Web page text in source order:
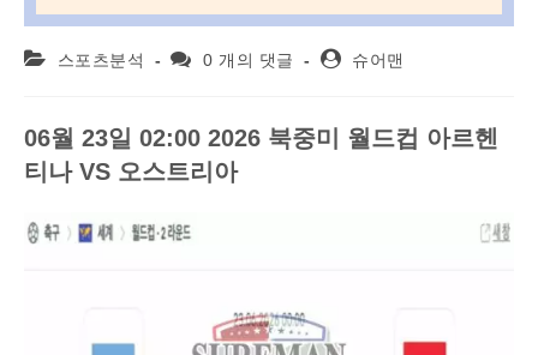
Post 스포츠분석
Post0 개의 댓글
Post슈어맨
06월 23일 02:00 2026 북중미 월드컵 아르헨
티나VS 오스트리아